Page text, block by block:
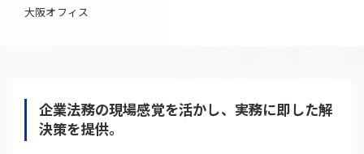
大阪オフィス
企業法務の現場感覚を活かし、実務に即した解
決策を提供。